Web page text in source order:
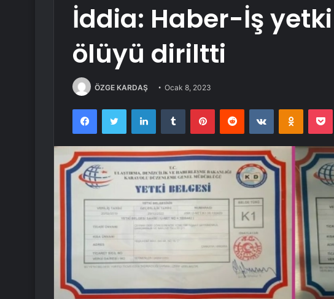
İddia: Haber-İş
ölüyü diriltti
ÖZGE KARDAŞ Ocak 8, 2023
FacebookTwitter LinkedInTumblr PinterestReddit VKontakte